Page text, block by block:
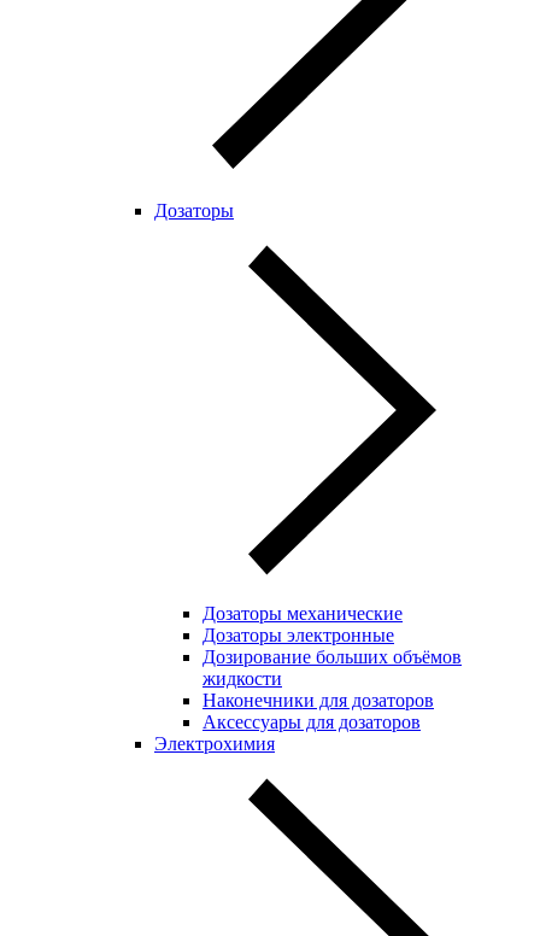
Дозаторы
Дозаторы механические
Дозаторы электронные
Дозирование больших объёмов
жидкости
Наконечники для дозаторов
Аксессуары для дозаторов
Электрохимия